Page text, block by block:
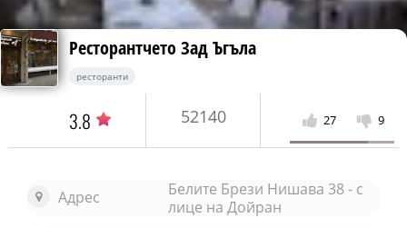
Ресторантчето Зад Ъгъла
ресторанти
3.8 52140 27 9
Адрес
Белите Брези Нишава 38 - с
лице на Дойран